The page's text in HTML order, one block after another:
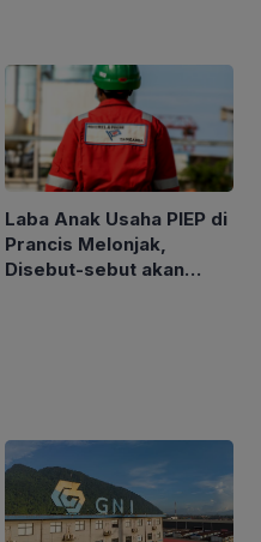
Laba Anak Usaha PIEP di
Prancis Melonjak,
Disebut-sebut akan